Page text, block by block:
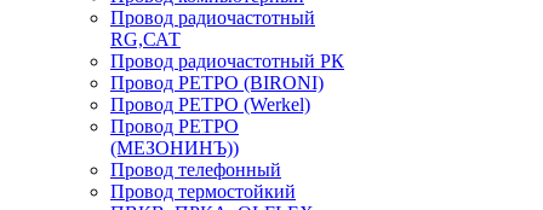
Провод радиочастотный
RG,САТ
Провод радиочастотный РК
Провод РЕТРО (BIRONI)
Провод РЕТРО (Werkel)
Провод РЕТРО
(МЕЗОНИНЪ))
Провод телефонный
Провод термостойкий